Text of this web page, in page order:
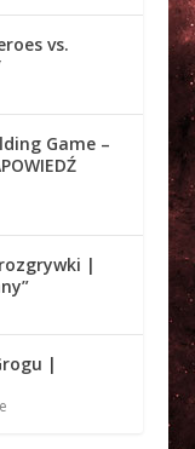
vs.
Game –
|
|